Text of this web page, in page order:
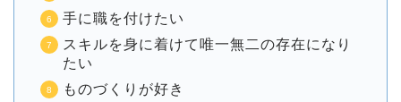
手に職を付けたい
スキルを身に着けて唯一無二の存在になり
たい
ものづくりが好き